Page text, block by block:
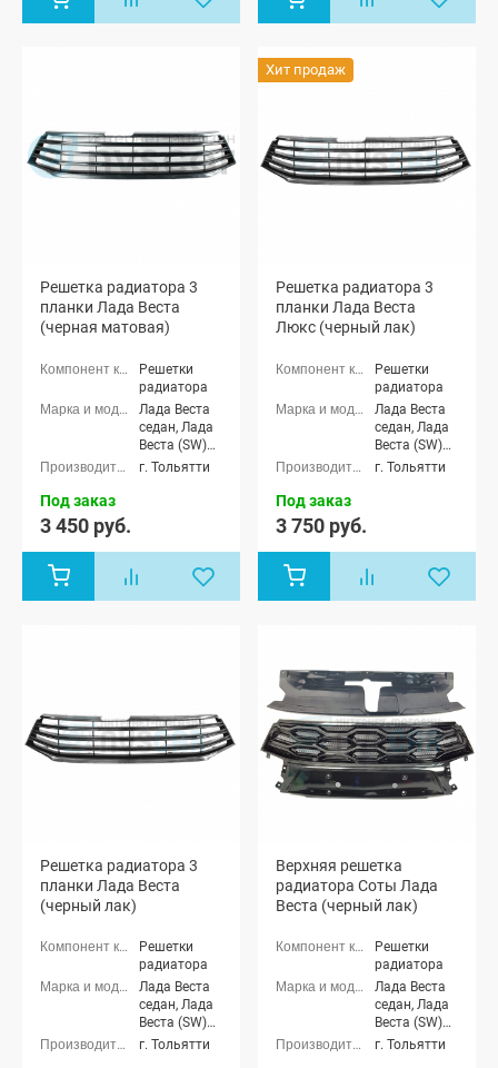
Решетка радиатора 3
планки Лада Веста
(черная матовая)
Решетки
радиатора
Лада Веста
седан, Лада
Веста (SW)
универсал
г. Тольятти
Под заказ
3 450 руб.
Хит продаж
Решетка радиатора 3
планки Лада Веста
Люкс (черный лак)
Решетки
радиатора
Лада Веста
седан, Лада
Веста (SW)
универсал
г. Тольятти
Под заказ
3 750 руб.
Решетка радиатора 3
планки Лада Веста
(черный лак)
Решетки
радиатора
Лада Веста
седан, Лада
Веста (SW)
универсал
г. Тольятти
Верхняя решетка
радиатора Соты Лада
Веста (черный лак)
Решетки
радиатора
Лада Веста
седан, Лада
Веста (SW)
универсал
г. Тольятти